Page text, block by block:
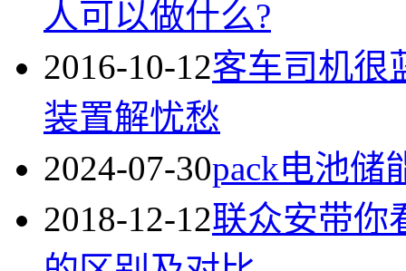
人可以做什么?
2016-10-12客车司机很
装置解忧愁
2024-07-30pack电池储
2018-12-12联众安带你